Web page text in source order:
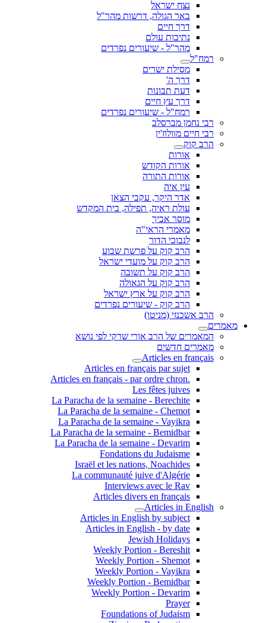
נצח ישראל
באר הגולה, דרשות מהר"ל
דרך חיים
נתיבות עולם
מהר"ל - שיעורים נפרדים
רמח"ל
מסילת ישרים
דרך ה'
דעת תבונות
דרך עץ חיים
רמח"ל - שיעורים נפרדים
רבי נחמן מברסלב
רבי חיים מוולוז'ין
הרב קוק
אורות
אורות הקודש
אורות התורה
עין איה
אדר היקר, עקבי הצאן
עולת ראיה, תפילה, בית המקדש
מוסר אביך
מאמרי הראי"ה
לנבוכי הדור
הרב קוק על פרשת שבוע
הרב קוק על מועדי ישראל
הרב קוק על תשובה
הרב קוק על הגאולה
הרב קוק על ארץ ישראל
הרב קוק - שיעורים נפרדים
הרב אשכנזי (מניטו)
מאמרים
המאמרים של הרב אורי שרקי לפי נושא
מאמרים חדשים
Articles en français
Articles en français par sujet
.Articles en français - par ordre chron
Les fêtes juives
La Paracha de la semaine - Berechite
La Paracha de la semaine - Chemot
La Paracha de la semaine - Vayikra
La Paracha de la semaine - Bemidbar
La Paracha de la semaine - Devarim
Fondations du Judaisme
Israël et les nations, Noachides
La communauté juive d'Algérie
Interviews avec le Rav
Articles divers en français
Articles in English
Articles in English by subject
Articles in English - by date
Jewish Holidays
Weekly Portion - Bereshit
Weekly Portion - Shemot
Weekly Portion - Vayikra
Weekly Portion - Bemidbar
Weekly Portion - Devarim
Prayer
Foundations of Judaism